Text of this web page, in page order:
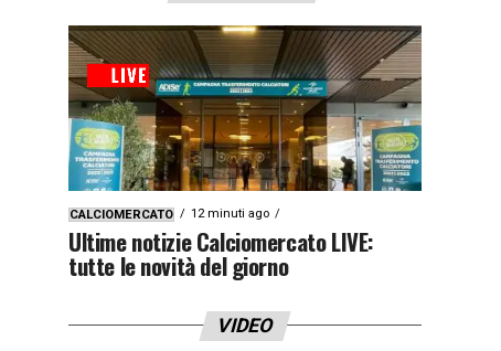
CALCIOMERCATO 12 minuti ago
Ultime notizie Calciomercato LIVE:
tutte le novità del giorno
VIDEO